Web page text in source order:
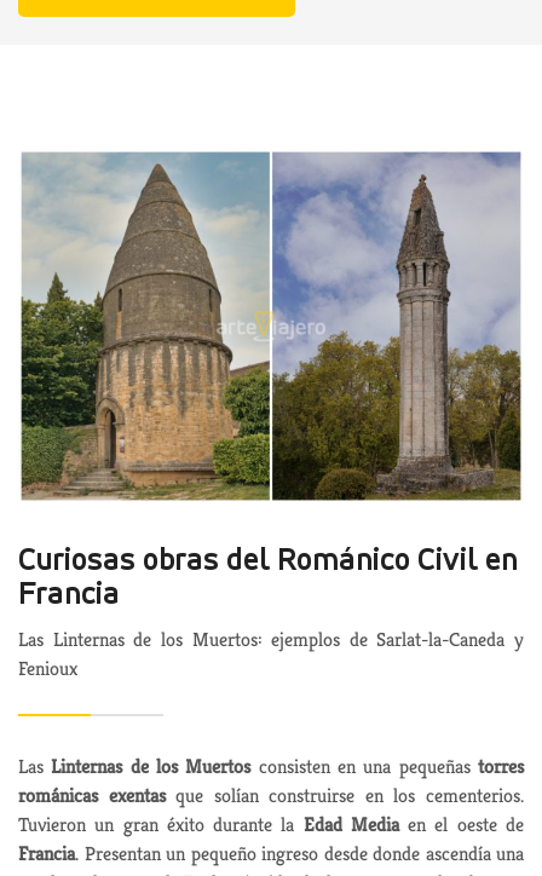
Curiosas obras del Románico Civil en
Francia
Las Linternas de los Muertos: ejemplos de Sarlat-la-Caneda y
Fenioux
LasLinternas de los Muertosconsisten en una pequeñastorres
románicas exentasque solían construirse en los cementerios.
Tuvieron un gran éxito durante la Edad Mediaen el oeste de
Francia. Presentan un pequeño ingreso desde donde ascendía una